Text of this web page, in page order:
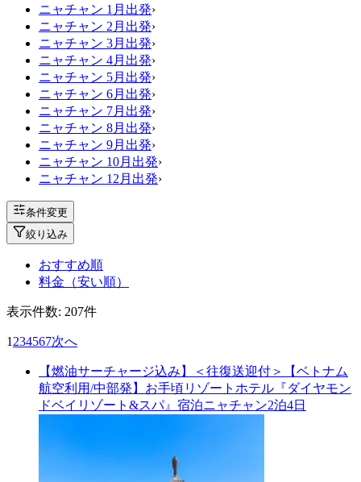
ニャチャン 1月出発›
ニャチャン 2月出発›
ニャチャン 3月出発›
ニャチャン 4月出発›
ニャチャン 5月出発›
ニャチャン 6月出発›
ニャチャン 7月出発›
ニャチャン 8月出発›
ニャチャン 9月出発›
ニャチャン 10月出発›
ニャチャン 12月出発›
条件変更
絞り込み
おすすめ順
料金（安い順）
表示件数: 207件
1 234567次へ
【燃油サーチャージ込み】＜往復送迎付＞【ベトナム
航空利用/中部発】お手頃リゾートホテル『ダイヤモン
ドベイリゾート&スパ』宿泊ニャチャン2泊4日